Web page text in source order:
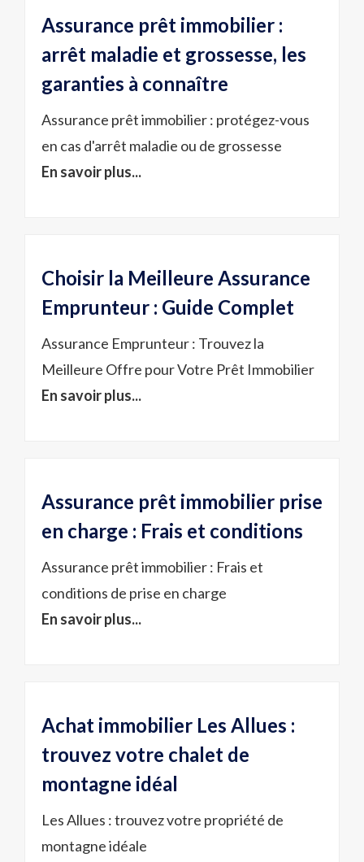
Assurance prêt immobilier :
arrêt maladie et grossesse, les
garanties à connaître
Assurance prêt immobilier : protégez-vous
en cas d'arrêt maladie ou de grossesse
En savoir plus...
Choisir la Meilleure Assurance
Emprunteur : Guide Complet
Assurance Emprunteur : Trouvez la
Meilleure Offre pour Votre Prêt Immobilier
En savoir plus...
Assurance prêt immobilier prise
en charge : Frais et conditions
Assurance prêt immobilier : Frais et
conditions de prise en charge
En savoir plus...
Achat immobilier Les Allues :
trouvez votre chalet de
montagne idéal
Les Allues : trouvez votre propriété de
montagne idéale